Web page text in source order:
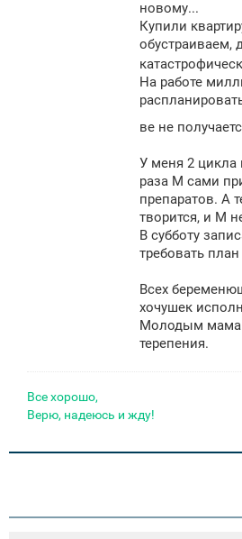
новому...
Купили
обустраиваем,
На работе
ве не
У меня 2 цикла
раза М сами
препаратов. А
творится, и М
В субботу
требовать
Всех
хочушек
Молодым
терепения.
Все хорошо,
Верю, надеюсь и жду!